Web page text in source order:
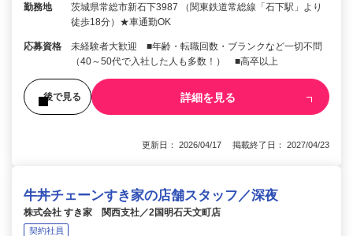
勤務地
茨城県常総市新石下3987 （関東鉄道常総線「石下駅」より
徒歩18分）★車通勤OK
応募資格
未経験者大歓迎 ■年齢・転職回数・ブランクなど一切不問
（40～50代で入社した人も多数！） ■高卒以上
後で見る 詳細を見る
更新日： 2026/04/17 掲載終了日： 2027/04/23
牛丼チェーンすき家の店舗スタッフ／深夜
株式会社 すき家 関西支社／2国明石天文町店
契約社員